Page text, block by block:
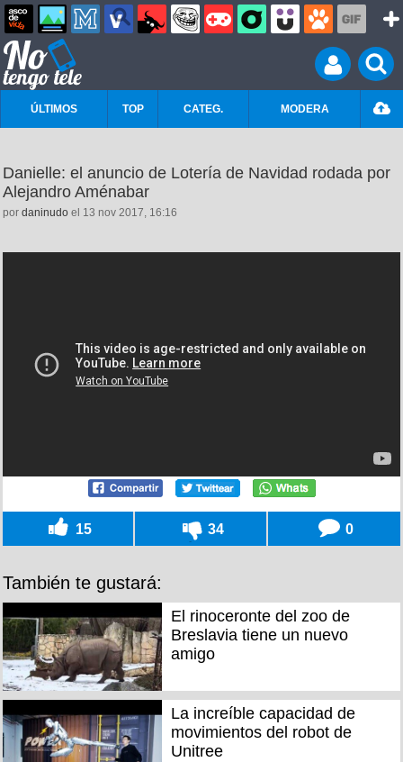
ÚLTIMOS TOP CATEG. MODERA
Danielle: el anuncio de Lotería de Navidad rodada por
Alejandro Aménabar
por daninudo el 13 nov 2017, 16:16
15 34 0
También te gustará:
El rinoceronte del zoo de
Breslavia tiene un nuevo
amigo
La increíble capacidad de
movimientos del robot de
Unitree